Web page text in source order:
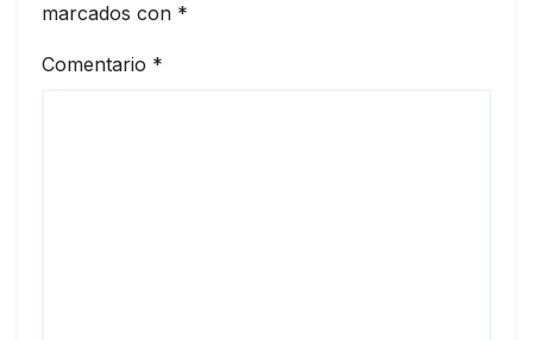
marcados con *
Comentario *